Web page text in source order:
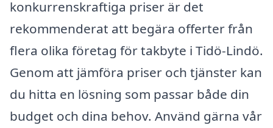
konkurrenskraftiga priser är det
rekommenderat att begära offerter från
flera olika företag för takbyte i Tidö-Lindö.
Genom att jämföra priser och tjänster kan
du hitta en lösning som passar både din
budget och dina behov. Använd gärna vår